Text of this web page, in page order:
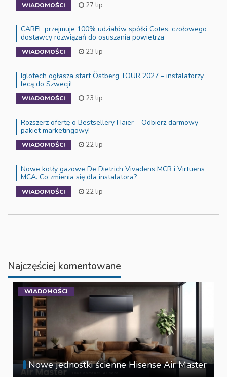
WIADOMOŚCI 27 lip
CAREL przejmuje 100% udziałów spółki Cotes, czołowego
dostawcy rozwiązań do osuszania powietrza
WIADOMOŚCI 23 lip
Iglotech ogłasza start Östberg TOUR 2027 – instalatorzy
lecą do Szwecji!
WIADOMOŚCI 23 lip
Rozszerz ofertę o Bestsellery Haier – Odbierz darmowy
pakiet marketingowy!
WIADOMOŚCI 22 lip
Nowe kotły gazowe De Dietrich Vivadens MCR i Virtuens
MCA. Co zmienia się dla instalatora?
WIADOMOŚCI 22 lip
Najczęściej komentowane
Nowe jednostki ścienne Hisense Air Master
WIADOMOŚCI